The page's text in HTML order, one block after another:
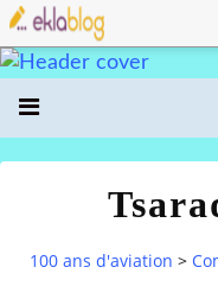
100 ans d'aviation >